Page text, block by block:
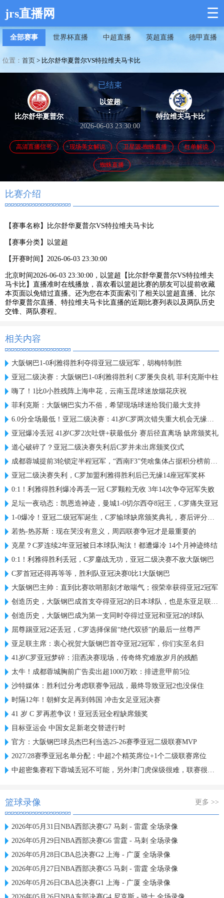
jrs直播网 ☰
全部赛事 世界杯直播 中超直播 英超直播 德甲直播
位置： 首页 > 比尔舒华夏普尔VS特拉维夫马卡比
比尔舒华夏普尔
已结束
以篮超
:
2026-06-03 23:30:00
特拉维夫马卡比
高清直播信号 现场美女解说 卫星源-蜘蛛直播 红单解说
蜘蛛直播
比赛介绍
【赛事名称】 比尔舒华夏普尔VS特拉维夫马卡比
【赛事分类】 以篮超
【开赛时间】 2026-06-03 23:30:00
北京时间2026-06-03 23:30:00，以篮超【比尔舒华夏普尔VS特拉维夫
马卡比】直播准时在线播放，喜欢看以篮超比赛的朋友可以提前收藏
本页面以免错过直播。还为您在本页面索引了相关以篮超直播、比尔
舒华夏普尔直播、特拉维夫马卡比直播的近期比赛列表以及两队历史
交锋、两队赛程。
相关内容
大阪钢巴1-0利雅得胜利夺得亚冠二级冠军，胡梅特制胜
亚冠二级决赛：大阪钢巴1-0利雅得胜利 C罗屡失良机 菲利克斯中柱
嗨了！1比0小胜残阵上海申花，云南玉昆球迷放烟花庆祝
菲利克斯：大阪钢巴实力不俗，希望现场球迷给我们最大支持
6.0分全场最低！亚冠二级决赛：41岁C罗两次错失重大机会无缘首冠
亚冠爆冷丢冠 41岁C罗2次吐饼+获最低分 赛后径直离场 缺席颁奖礼
道心破碎了？亚冠二级决赛失利后C罗并未出席颁奖仪式
成都蓉城提前3轮锁定半程冠军，“西南F3”凭啥集体占据积分榜前三？
亚冠二级决赛失利，C罗加盟利雅得胜利后已无缘14座冠军奖杯
0:1！利雅得胜利爆冷再丢一冠 C罗颗粒无收 3年14次争夺冠军失败
足坛一夜动态：凯恩造神迹，曼城1-0切尔西夺8冠王，C罗痛失亚冠
1-0爆冷！亚冠二级冠军诞生，C罗输球缺席颁奖典礼，赛后评分出炉
若热-热苏斯：现在哭没有意义，周四联赛争冠才是最重要的
克星？C罗连续2年亚冠被日本球队淘汰！都遭爆冷 14个月神迹终结
0:1！利雅得胜利丢冠，C罗鏖战无功，亚冠二级决赛不敌大阪钢巴
C罗首冠还得再等等，胜利队亚冠决赛0比1大阪钢巴
大阪钢巴主帅：直到比赛吹哨那刻才敢喘气；很荣幸获得亚冠2冠军
创造历史，大阪钢巴成首支夺得亚冠2的日本球队，也是东亚足联首队
创造历史，大阪钢巴成为第一支同时夺得过亚冠和亚冠2的球队
屈尊踢亚冠2还丢冠，C罗选择保留“绝代双骄”的最后一丝尊严
亚足联主席：衷心祝贺大阪钢巴首夺亚冠2冠军，你们实至名归
41岁C罗亚冠梦碎：泪洒决赛现场，传奇终究难敌岁月的残酷
太牛！成都蓉城胸前广告卖出超1000万欧：排进意甲前5位
沙特媒体：胜利过分考虑联赛争冠战，最终导致亚冠2也没保住
时隔12年！朝鲜女足再到韩国 冲击女足亚冠决赛
41 岁 C 罗再惹争议！亚冠丢冠全程缺席颁奖
目标亚运会 中国女足新老交替进行时
官方：大阪钢巴球员杰巴利当选25-26赛季亚冠二级联赛MVP
2027/28赛季亚冠名单分配：中超2个精英席位+1个二级联赛席位
中超密集赛程下蓉城丢冠不可能，另外津门虎保级很难，联赛很无聊
篮球录像 更多 >>
2026年05月31日NBA西部决赛G7 马刺 - 雷霆 全场录像
2026年05月29日NBA西部决赛G6 雷霆 - 马刺 全场录像
2026年05月28日CBA总决赛G2 上海 - 广厦 全场录像
2026年05月27日NBA西部决赛G5 马刺 - 雷霆 全场录像
2026年05月26日CBA总决赛G1 上海 - 广厦 全场录像